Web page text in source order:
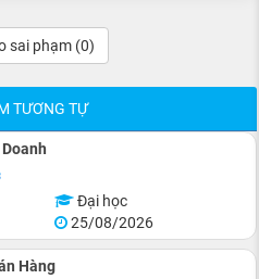
sai phạm (0)
TƯƠNG TỰ
Đại học
25/08/2026
Hàng